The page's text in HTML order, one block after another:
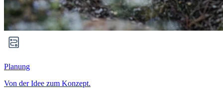
Planung
Von der Idee zum Konzept.